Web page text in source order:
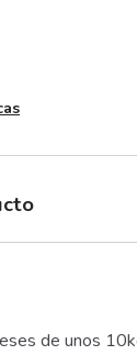
de unos